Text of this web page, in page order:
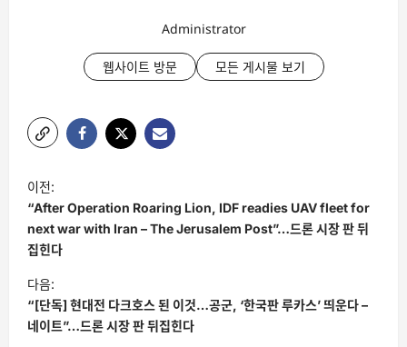
Administrator
웹사이트 방문 모든 게시물 보기
글
탐
색
이전:
“After Operation Roaring Lion, IDF readies UAV fleet for
next war with Iran – The Jerusalem Post”…드론 시장 판 뒤
집힌다
다음:
“[단독] 현대전 다크호스 된 이것…공군, ‘한국판 루카스’ 띄운다 –
네이트”…드론 시장 판 뒤집힌다